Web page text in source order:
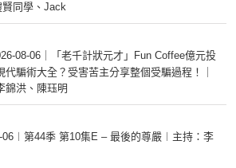
賢同學、Jack
08-06｜「老千計狀元才」Fun Coffee億元投
騙術大全？受害苦主分享整個受騙過程！｜
錦洪、陳珏明
06︱第44季 第10集E – 最後的尊嚴︱主持：李